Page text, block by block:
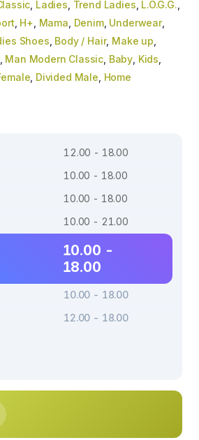
Ladies Trend Ladies L.O.G.G.
H+ Mama Denim, Underwear,
Shoes Body / Hair, Make up
Man Modern Classic Baby Kids
Divided Male Home
12.00 - 18.00
10.00 - 18.00
10.00 - 18.00
10.00 - 21.00
10.00 -
18.00
10.00 - 18.00
12.00 - 18.00